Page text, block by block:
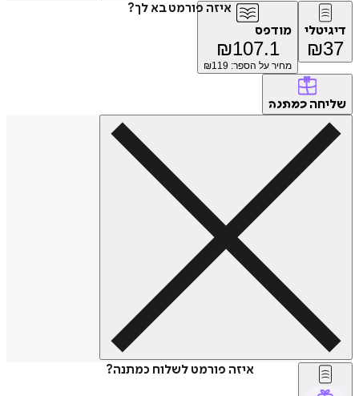
איזה פורמט בא לך?
דיגיטלי
₪37
מודפס
₪107.1
מחיר על הספר: ₪ 119
שליחה כמתנה
איזה פורמט לשלוח כמתנה?